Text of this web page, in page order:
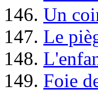
146. Un
147. Le
148.
149. Foie